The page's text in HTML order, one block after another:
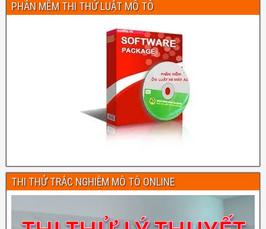
PHẦN MỀM THI THỬ LUẬT MÔ TÔ
THI THỬ TRẮC NGHIỆM MÔ TÔ ONLINE